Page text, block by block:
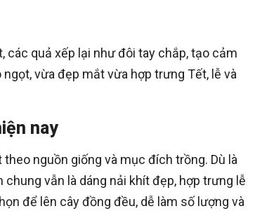
các quả xếp lại như đôi tay chắp, tạo cảm
vừa đẹp mắt vừa hợp trưng Tết, lễ và
nay
nguồn giống và mục đích trồng. Dù là
vẫn là dáng nải khít đẹp, hợp trưng lễ
để lên cây đồng đều, dễ làm số lượng và